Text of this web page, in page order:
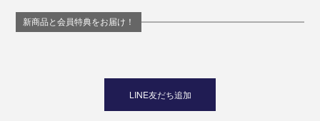
写真左から「ライトグレー」「グレー」「ブラック」
れれば、自分やまわりの人の服も濡らしてしまうことな
新商品と会員特典をお届け！
LINE友だち追加